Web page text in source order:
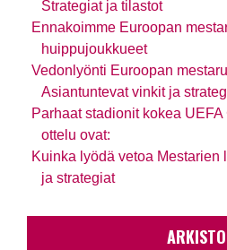
Strategiat ja tilastot
Ennakoimme Euroopan
huippujoukkueet
Vedonlyönti Euroopan
Asiantuntevat vinkit ja
Parhaat stadionit kokea
ottelu ovat:
Kuinka lyödä vetoa Mestarien
ja strategiat